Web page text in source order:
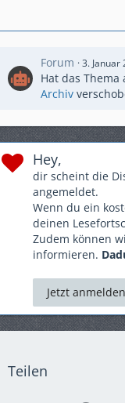
Forum 3. Januar
Hat das Thema
Archiv
Hey,
dir scheint die
angemeldet.
Wenn du ein
deinen
Zudem können
informieren.
Jetzt
Teilen